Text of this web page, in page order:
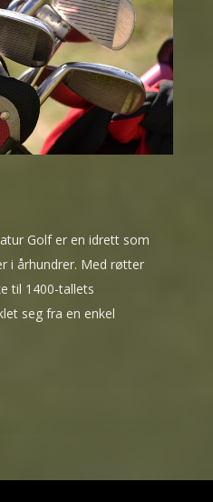
Golf er en idrett som
i århundrer. Med røtter
til 1400-tallets
seg fra en enkel